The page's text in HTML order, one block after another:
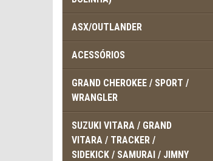
ASX/OUTLANDER
ACESSÓRIOS
GRAND CHEROKEE / SPORT /
WRANGLER
SUZUKI VITARA / GRAND
VITARA / TRACKER /
SIDEKICK / SAMURAI / JIMNY